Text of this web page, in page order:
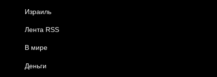
Израиль
Лента RSS
В мире
Деньги